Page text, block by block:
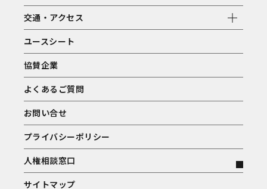
交通・アクセス
ユースシート
協賛企業
よくあるご質問
お問い合せ
プライバシーポリシー
人権相談窓口
サイトマップ